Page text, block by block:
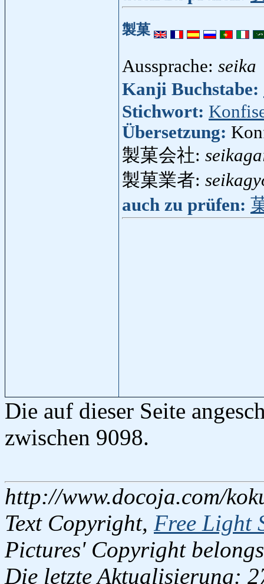
製菓
Aussprache: seika
Kanji Buchstabe:
Stichwort:
Übersetzung:
製菓会社:
製菓業者:
auch zu prüfen:
Die auf dieser Seite
zwischen 9098.
http://www.docoja.com/
Text Copyright, Free Light
Pictures' Copyright
Die letzte Aktualisierung: